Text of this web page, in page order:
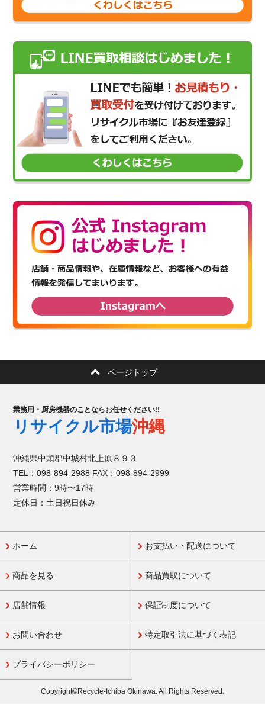
ページトップ
業務用・厨房機器のことならお任せください!!
リサイクル市場沖縄
沖縄県中頭郡中城村北上原８９３
TEL：098-894-2988 FAX：098-894-2999
営業時間：9時〜17時
定休日：土日祝日休み
ホーム
商品を見る
店舗情報
お問い合わせ
プライバシーポリシー
お支払い・配送について
商品買取について
保証制度について
特定取引法に基づく表記
Copyright©Recycle-Ichiba Okinawa. All Rights Reserved.